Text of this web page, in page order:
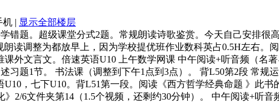
机 | 显示全部楼层
错题。超级课堂分式2题。常规朗读诗歌鉴赏。今天自己安排
读调整为都放早上，因为学校提优班作业数科英占0.5H左右。
外文言文。倍速英语U10 上午数学网课 中午阅读+听音频（名
习题1节。 书法课（调整到下午1点到3点）。 背L50第2段 常规
，七下U10。背L51第一段。阅读《西方哲学经典命题 》此
2/6文件夹第14（1.5个视频，还剩约30分钟）。 中午阅读+听